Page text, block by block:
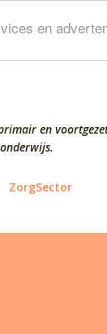
en
Doorgaan
en
ZorgSector